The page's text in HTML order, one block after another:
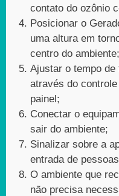
contato do ozônio
Posicionar o
uma altura em
centro do ambiente;
Ajustar o tempo de
através do
painel;
Conectar o
sair do ambiente;
Sinalizar sobre a
entrada de
O ambiente que
não precisa